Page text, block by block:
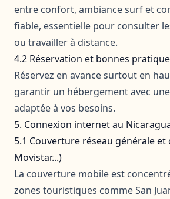
entre confort, ambiance surf et
fiable, essentielle pour consulter
ou travailler à distance.
4.2 Réservation et bonnes
Réservez en avance surtout en
garantir un hébergement avec
adaptée à vos besoins.
5. Connexion internet au
5.1 Couverture réseau générale
Movistar...)
La couverture mobile est
zones touristiques comme San